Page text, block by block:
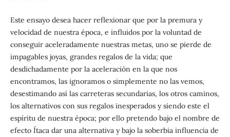
Este ensayo desea hacer reflexionar que por la premura y
velocidad de nuestra época, e influidos por la voluntad de
conseguir aceleradamente nuestras metas, uno se pierde de
impagables joyas, grandes regalos de la vida; que
desdichadamente por la aceleración en la que nos
encontramos, las ignoramos o simplemente no las vemos,
desestimando así las carreteras secundarias, los otros caminos,
los alternativos con sus regalos inesperados y siendo este el
espíritu de nuestra época; por ello pretendo bajo el nombre de
efecto Ítaca dar una alternativa y bajo la soberbia influencia de